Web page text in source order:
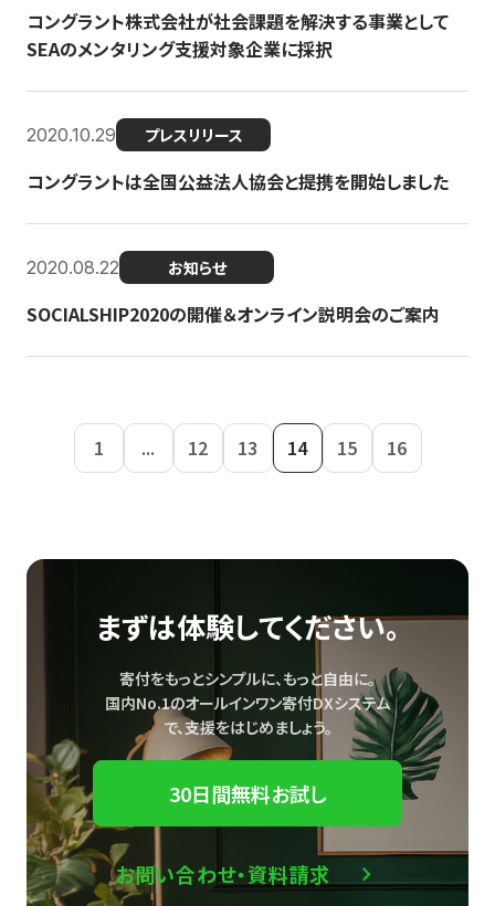
コングラント株式会社が社会課題を解決する事業として
SEAのメンタリング支援対象企業に採択
2020.10.29 プレスリリース
コングラントは全国公益法人協会と提携を開始しました
2020.08.22 お知らせ
SOCIALSHIP2020の開催＆オンライン説明会のご案内
1 ... 12 13 14 15 16
まずは体験してください。
寄付をもっとシンプルに、もっと自由に。
国内No.1のオールインワン寄付DXシステム
で、支援をはじめましょう。
30日間無料お試し
お問い合わせ・資料請求